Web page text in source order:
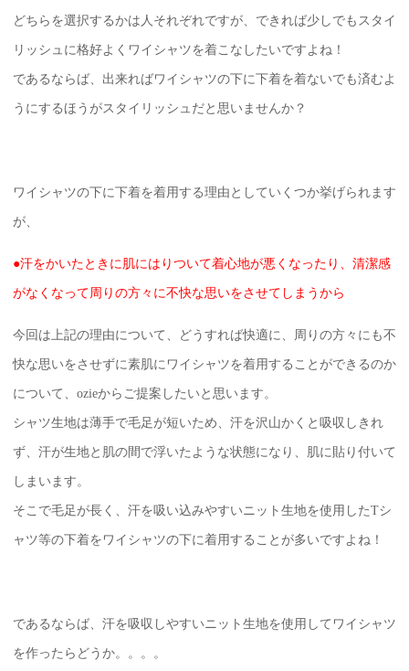
どちらを選択するかは人それぞれですが、できれば少しでもスタイ
リッシュに格好よくワイシャツを着こなしたいですよね！
であるならば、出来ればワイシャツの下に下着を着ないでも済むよ
うにするほうがスタイリッシュだと思いませんか？
ワイシャツの下に下着を着用する理由としていくつか挙げられます
が、
●汗をかいたときに肌にはりついて着心地が悪くなったり、清潔感
がなくなって周りの方々に不快な思いをさせてしまうから
今回は上記の理由について、どうすれば快適に、周りの方々にも不
快な思いをさせずに素肌にワイシャツを着用することができるのか
について、ozieからご提案したいと思います。
シャツ生地は薄手で毛足が短いため、汗を沢山かくと吸収しきれ
ず、汗が生地と肌の間で浮いたような状態になり、肌に貼り付いて
しまいます。
そこで毛足が長く、汗を吸い込みやすいニット生地を使用したTシ
ャツ等の下着をワイシャツの下に着用することが多いですよね！
であるならば、汗を吸収しやすいニット生地を使用してワイシャツ
を作ったらどうか。。。。